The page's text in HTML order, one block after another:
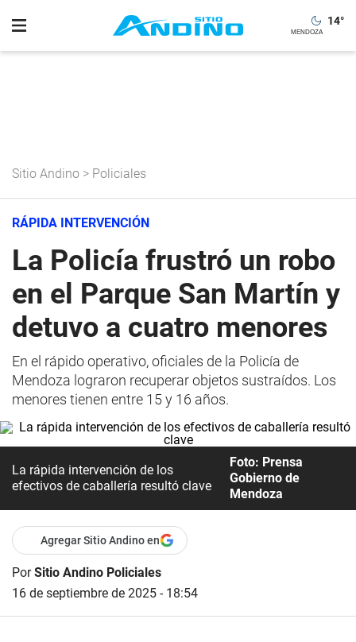
14°
Sitio Andino > Policiales
RÁPIDA INTERVENCIÓN
La Policía frustró un robo
en el Parque San Martín y
detuvo a cuatro menores
En el rápido operativo, oficiales de la Policía de
Mendoza lograron recuperar objetos sustraídos. Los
menores tienen entre 15 y 16 años.
La rápida intervención de los
efectivos de caballería resultó clave
Foto: Prensa
Gobierno de
Mendoza
Agregar Sitio Andino en
PorSitio Andino Policiales
16 de septiembre de 2025 - 18:54